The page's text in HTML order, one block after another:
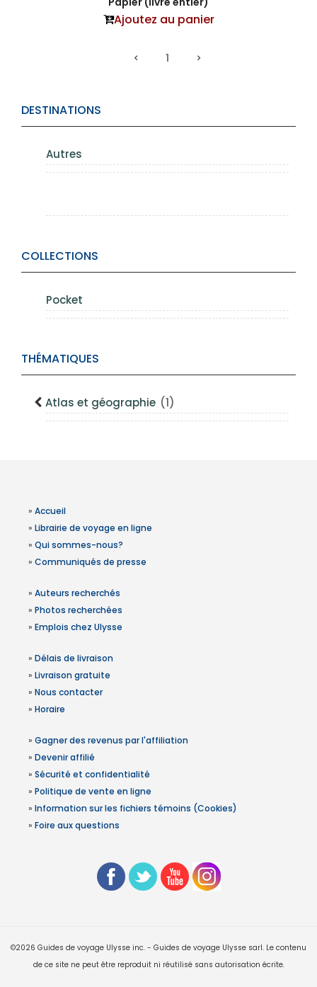
DESTINATIONS
Autres
COLLECTIONS
Pocket
THÉMATIQUES
Atlas et géographie (1)
Ajoutez au panier
1
» Accueil
» Librairie de voyage en ligne
» Qui sommes-nous?
» Communiqués de presse
» Auteurs recherchés
» Photos recherchées
» Emplois chez Ulysse
» Délais de livraison
» Livraison gratuite
» Nous contacter
» Horaire
» Gagner des revenus par l'affiliation
» Devenir affilié
» Sécurité et confidentialité
» Politique de vente en ligne
» Information sur les fichiers témoins (Cookies)
» Foire aux questions
©2026 Guides de voyage Ulysse inc. - Guides de voyage Ulysse sarl. Le contenu
de ce site ne peut être reproduit ni réutilisé sans autorisation écrite.